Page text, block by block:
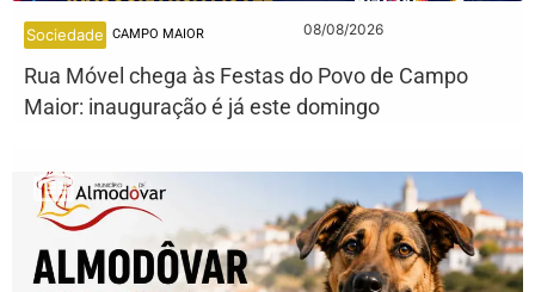
Sociedade CAMPO MAIOR 08/08/2026
Rua Móvel chega às Festas do Povo de Campo
Maior: inauguração é já este domingo